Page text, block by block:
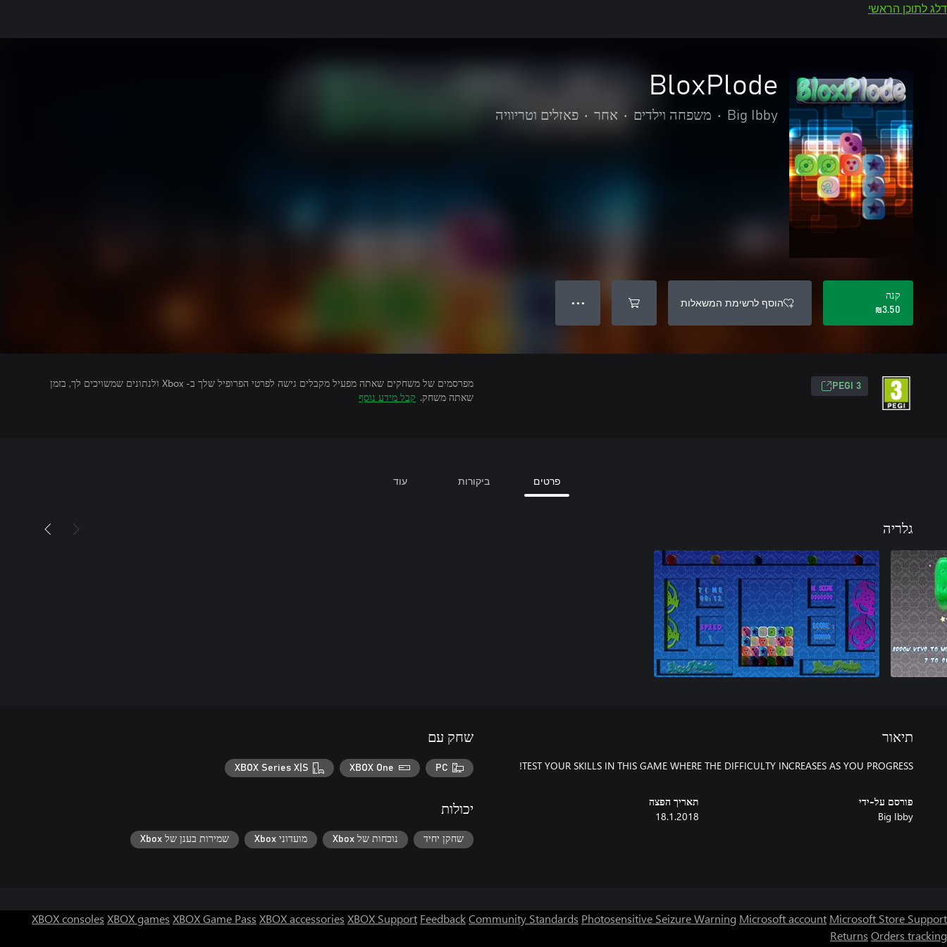
דלג לתוכן הראשי
BloxPlode
Big Ibby
• משפחה וילדים • אחר • פאזלים וטריוויה
קנה
‪₪‎3.50‬
הוסף לרשימת המשאלות ● ● ●
PEGI 3
מפרסמים של משחקים שאתה מפעיל מקבלים גישה לפרטי הפרופיל שלך ב- Xbox ולנתונים שמשויכים לך, בזמן
שאתה משחק. קבל מידע נוסף
פרטים ביקורות עוד
גלריה
תיאור
TEST YOUR SKILLS IN THIS GAME WHERE THE DIFFICULTY INCREASES AS YOU PROGRESS!
פורסם על-ידי
Big Ibby
תאריך הפצה
18.1.2018
שחק עם
PC
XBOX One
XBOX Series X|S
יכולות
שחקן יחיד נוכחות של Xbox מועדוני Xbox שמירות בענן של Xbox
XBOX consoles XBOX games XBOX Game Pass XBOX accessories XBOX Support FeedbackCommunity Standards Photosensitive Seizure Warning Microsoft account Microsoft Store Support
Returns Orders tracking